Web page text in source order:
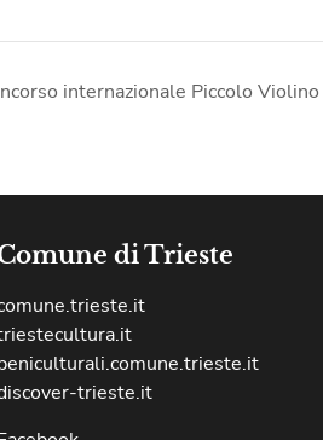
internazionale Piccolo Violino
di Trieste
trieste.it